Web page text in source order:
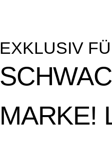
EXKLUSIV
MARKE!